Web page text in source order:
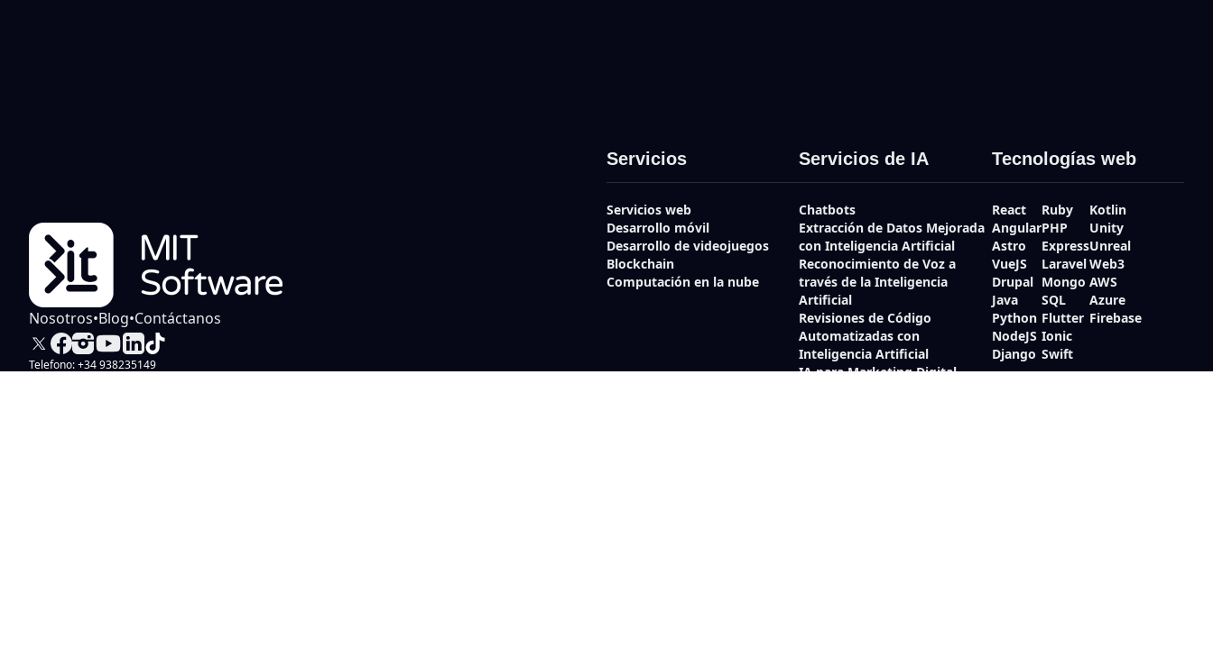
Nosotros•Blog•Contáctanos
Telefono: +34 938235149
Servicios
Servicios web
Desarrollo móvil
Desarrollo de videojuegos
Blockchain
Computación en la nube
Servicios de IA
Chatbots
Extracción de Datos Mejorada
con Inteligencia Artificial
Reconocimiento de Voz a
través de la Inteligencia
Artificial
Revisiones de Código
Automatizadas con
Inteligencia Artificial
IA para Marketing Digital
Tecnologías web
React
Angular
Astro
VueJS
Drupal
Java
Python
NodeJS
Django
Ruby
PHP
Express
Laravel
Mongo
SQL
Flutter
Ionic
Swift
Kotlin
Unity
Unreal
Web3
AWS
Azure
Firebase